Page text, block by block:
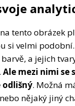
tento obrázek
si velmi
a jejich
Ale mezi nimi se
odlišný. Možná
nějaký jiný